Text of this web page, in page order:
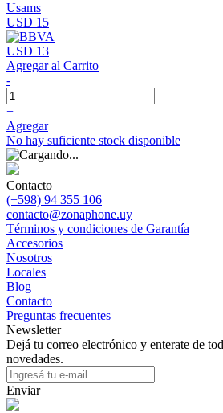
Usams
USD 15
USD 13
Agregar al Carrito
-
+
Agregar
No hay suficiente stock disponible
Contacto
(+598) 94 355 106
contacto@zonaphone.uy
Términos y condiciones de Garantía
Accesorios
Nosotros
Locales
Blog
Contacto
Preguntas frecuentes
Newsletter
Dejá tu correo electrónico y enterate de
novedades.
Enviar